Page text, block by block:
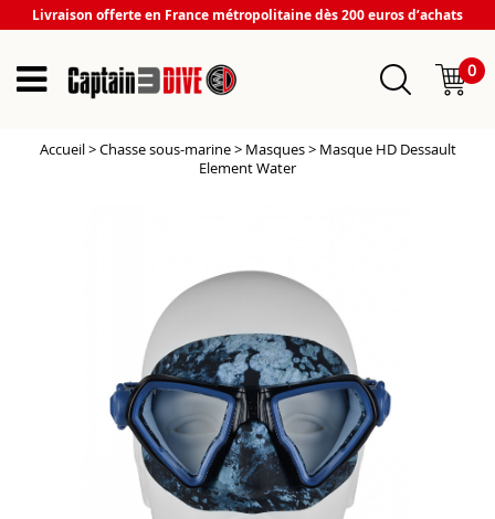
Livraison offerte en France métropolitaine dès 200 euros d’achats
0
Accueil >Chasse sous-marine > Masques > Masque HD Dessault
Element Water